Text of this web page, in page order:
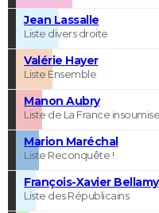
Jean Lassalle
Liste divers droite
Valérie Hayer
Liste Ensemble
Manon Aubry
Liste de La France insoumise
Marion Maréchal
Liste Reconquête !
François-Xavier Bellamy
Liste des Républicains